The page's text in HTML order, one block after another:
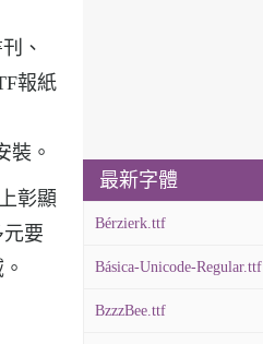
、
報紙
裝。
彰顯
要
最新字體
Bérzierk.ttf
Básica-Unicode-Regular.ttf
BzzzBee.ttf